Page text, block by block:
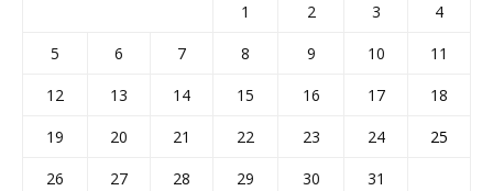
1 2 3
4
5
6 7 8 9 10
11
12
13 14 15 16 17
18
19
20 21 22 23 24
25
26
27 28 29 30
31